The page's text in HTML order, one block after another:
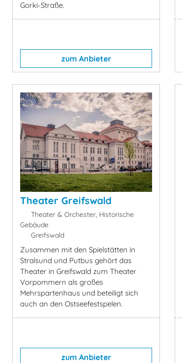
Gorki-Straße.
zum Anbieter
Theater Greifswald
Theater & Orchester, Historische
Gebäude
Greifswald
Zusammen mit den Spielstätten in
Stralsund und Putbus gehört das
Theater in Greifswald zum Theater
Vorpommern als großes
Mehrspartenhaus und beteiligt sich
auch an den Ostseefestspelen.
zum Anbieter